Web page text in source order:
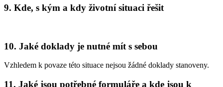
9. Kde, s kým a kdy životní situaci řešit
10. Jaké doklady je nutné mít s sebou
Vzhledem k povaze této situace nejsou žádné doklady stanoveny.
11. Jaké jsou potřebné formuláře a kde jsou k